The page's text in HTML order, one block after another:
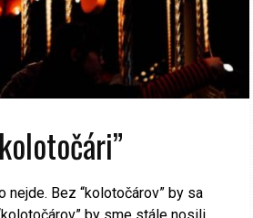
nejde. Bez “kolotočárov” by sa